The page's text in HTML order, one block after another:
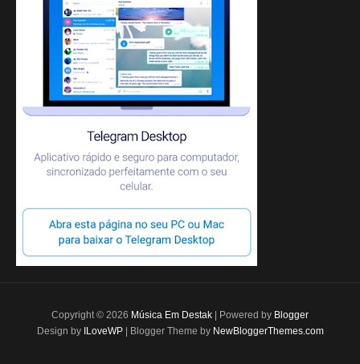
Copyright © 2026 Música Em Destak | Powered by Blogger
Design by ILoveWP| Blogger Theme by NewBloggerThemes.com